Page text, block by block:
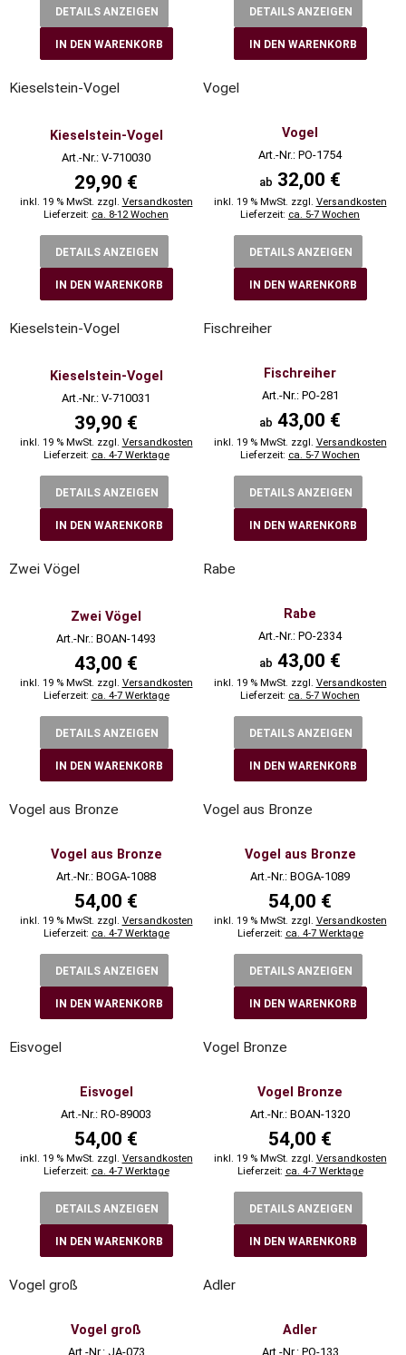
DETAILS ANZEIGEN
IN DEN WARENKORB
DETAILS ANZEIGEN
IN DEN WARENKORB
Kieselstein-Vogel
Kieselstein-Vogel
Art.-Nr.: V-710030
29,90 €
inkl. 19 % MwSt. zzgl. Versandkosten
Lieferzeit: ca. 8-12 Wochen
DETAILS ANZEIGEN
IN DEN WARENKORB
Vogel
Vogel
Art.-Nr.: PO-1754
ab 32,00 €
inkl. 19 % MwSt. zzgl. Versandkosten
Lieferzeit: ca. 5-7 Wochen
DETAILS ANZEIGEN
IN DEN WARENKORB
Kieselstein-Vogel
Kieselstein-Vogel
Art.-Nr.: V-710031
39,90 €
inkl. 19 % MwSt. zzgl. Versandkosten
Lieferzeit: ca. 4-7 Werktage
DETAILS ANZEIGEN
IN DEN WARENKORB
Fischreiher
Fischreiher
Art.-Nr.: PO-281
ab 43,00 €
inkl. 19 % MwSt. zzgl. Versandkosten
Lieferzeit: ca. 5-7 Wochen
DETAILS ANZEIGEN
IN DEN WARENKORB
Zwei Vögel
Zwei Vögel
Art.-Nr.: BOAN-1493
43,00 €
inkl. 19 % MwSt. zzgl. Versandkosten
Lieferzeit: ca. 4-7 Werktage
DETAILS ANZEIGEN
IN DEN WARENKORB
Rabe
Rabe
Art.-Nr.: PO-2334
ab 43,00 €
inkl. 19 % MwSt. zzgl. Versandkosten
Lieferzeit: ca. 5-7 Wochen
DETAILS ANZEIGEN
IN DEN WARENKORB
Vogel aus Bronze
Vogel aus Bronze
Art.-Nr.: BOGA-1088
54,00 €
inkl. 19 % MwSt. zzgl. Versandkosten
Lieferzeit: ca. 4-7 Werktage
DETAILS ANZEIGEN
IN DEN WARENKORB
Vogel aus Bronze
Vogel aus Bronze
Art.-Nr.: BOGA-1089
54,00 €
inkl. 19 % MwSt. zzgl. Versandkosten
Lieferzeit: ca. 4-7 Werktage
DETAILS ANZEIGEN
IN DEN WARENKORB
Eisvogel
Eisvogel
Art.-Nr.: RO-89003
54,00 €
inkl. 19 % MwSt. zzgl. Versandkosten
Lieferzeit: ca. 4-7 Werktage
DETAILS ANZEIGEN
IN DEN WARENKORB
Vogel Bronze
Vogel Bronze
Art.-Nr.: BOAN-1320
54,00 €
inkl. 19 % MwSt. zzgl. Versandkosten
Lieferzeit: ca. 4-7 Werktage
DETAILS ANZEIGEN
IN DEN WARENKORB
Vogel groß
Vogel groß
Art.-Nr.: JA-073
Adler
Adler
Art.-Nr.: PO-133